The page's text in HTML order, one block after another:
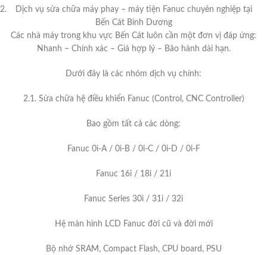
Dịch vụ sửa chữa máy phay – máy tiện Fanuc chuyên nghiệp tại
Bến Cát Bình Dương
Các nhà máy trong khu vực Bến Cát luôn cần một đơn vị đáp ứng:
Nhanh – Chính xác – Giá hợp lý – Bảo hành dài hạn.
Dưới đây là các nhóm dịch vụ chính:
2.1. Sửa chữa hệ điều khiển Fanuc (Control, CNC Controller)
Bao gồm tất cả các dòng:
Fanuc 0i-A / 0i-B / 0i-C / 0i-D / 0i-F
Fanuc 16i / 18i / 21i
Fanuc Series 30i / 31i / 32i
Hệ màn hình LCD Fanuc đời cũ và đời mới
Bộ nhớ SRAM, Compact Flash, CPU board, PSU